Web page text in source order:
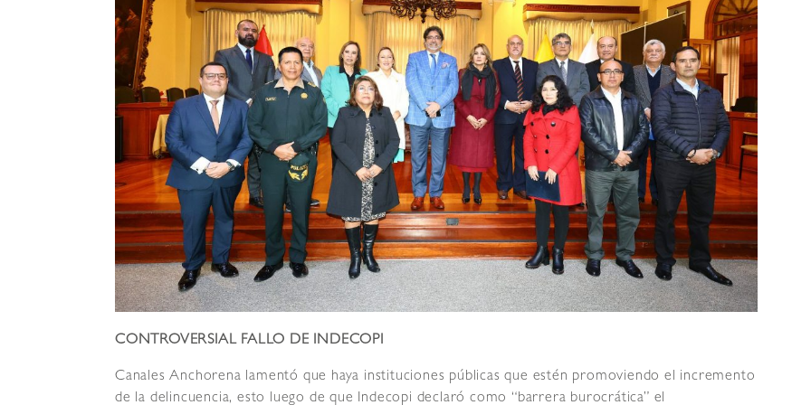
CONTROVERSIAL FALLO DE INDECOPI
Canales Anchorena lamentó que haya instituciones públicas que estén promoviendo el incremento
de la delincuencia, esto luego de que Indecopi declaró como “barrera burocrática” el